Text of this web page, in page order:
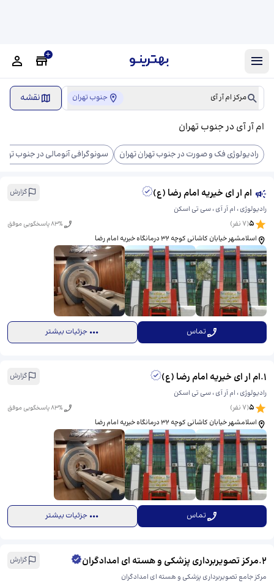
مرکز ام آر آی جنوب تهران نقشه
ام آر آی در جنوب تهران
رادیولوژی فک و صورت در جنوب تهران تهران سونوگرافی آنومالی در جنوب
ام ار ای خیریه امام رضا (ع)
گزارش
رادیولوژی ، ام آر آی ، سی تی اسکن
5
(
7 نفر) 83% پاسخگویی موفق
اسلامشهر خیابان کاشانی کوچه 32 درمانگاه خیریه امام رضا
تماس جزئیات بیشتر
1
.ام ار ای خیریه امام رضا (ع)
گزارش
رادیولوژی ، ام آر آی ، سی تی اسکن
5
(
7 نفر) 83% پاسخگویی موفق
اسلامشهر خیابان کاشانی کوچه 32 درمانگاه خیریه امام رضا
تماس جزئیات بیشتر
2
.مرکز تصویربرداری پزشکی و هسته ای امدادگران
گزارش
مرکز جامع تصویربرداری پزشکی و هسته ای امدادگران